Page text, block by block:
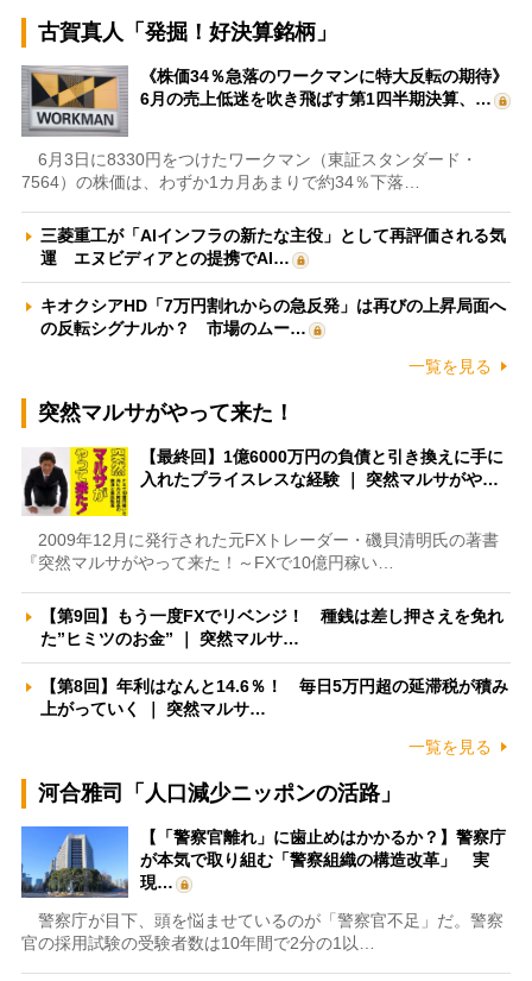
古賀真人「発掘！好決算銘柄」
《株価34％急落のワークマンに特大反転の期待》
6月の売上低迷を吹き飛ばす第1四半期決算、…
6月3日に8330円をつけたワークマン（東証スタンダード・
7564）の株価は、わずか1カ月あまりで約34％下落…
三菱重工が「AIインフラの新たな主役」として再評価される気
運 エヌビディアとの提携でAI…
キオクシアHD「7万円割れからの急反発」は再びの上昇局面へ
の反転シグナルか？ 市場のムー…
一覧を見る
突然マルサがやって来た！
【最終回】1億6000万円の負債と引き換えに手に
入れたプライスレスな経験 ｜ 突然マルサがや…
2009年12月に発行された元FXトレーダー・磯貝清明氏の著書
『突然マルサがやって来た！～FXで10億円稼い…
【第9回】もう一度FXでリベンジ！ 種銭は差し押さえを免れ
た”ヒミツのお金” ｜ 突然マルサ…
【第8回】年利はなんと14.6％！ 毎日5万円超の延滞税が積み
上がっていく ｜ 突然マルサ…
一覧を見る
河合雅司「人口減少ニッポンの活路」
【「警察官離れ」に歯止めはかかるか？】警察庁
が本気で取り組む「警察組織の構造改革」 実
現…
警察庁が目下、頭を悩ませているのが「警察官不足」だ。警察
官の採用試験の受験者数は10年間で2分の1以…